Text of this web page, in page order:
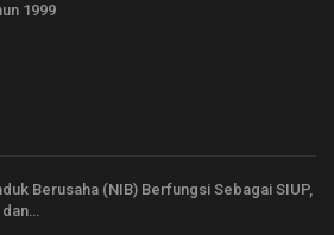
1999
Berusaha (NIB) Berfungsi Sebagai SIUP,